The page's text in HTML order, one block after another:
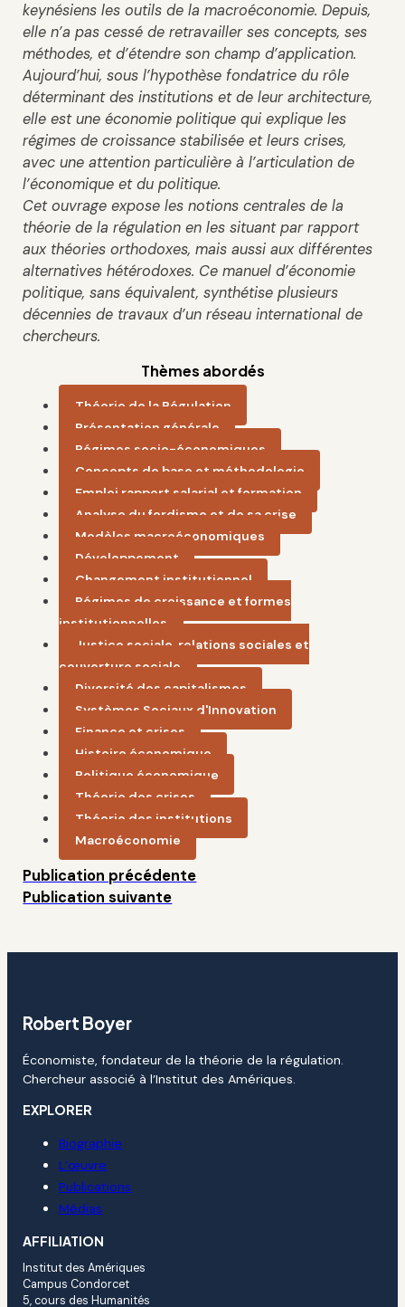
keynésiens les outils de la macroéconomie. Depuis,
elle n’a pas cessé de retravailler ses concepts, ses
méthodes, et d’étendre son champ d’application.
Aujourd’hui, sous l’hypothèse fondatrice du rôle
déterminant des institutions et de leur architecture,
elle est une économie politique qui explique les
régimes de croissance stabilisée et leurs crises,
avec une attention particulière à l’articulation de
l’économique et du politique.
Cet ouvrage expose les notions centrales de la
théorie de la régulation en les situant par rapport
aux théories orthodoxes, mais aussi aux différentes
alternatives hétérodoxes. Ce manuel d’économie
politique, sans équivalent, synthétise plusieurs
décennies de travaux d’un réseau international de
chercheurs.
Thèmes abordés
Théorie de la Régulation
Présentation générale
Régimes socio-économiques
Concepts de base et méthodologie
Emploi,rapport salarial et formation
Analyse du fordisme et de sa crise
Modèles macroéconomiques
Développement
Changement institutionnel
Régimes de croissance et formes
institutionnelles
Justice sociale, relations sociales et
couverture sociale
Diversité des capitalismes
Systèmes Sociaux d'Innovation
Finance et crises
Histoire économique
Politique économique
Théorie des crises
Théorie des institutions
Macroéconomie
Publication précédente
Publication suivante
Robert Boyer
Économiste, fondateur de la théorie de la régulation.
Chercheur associé à l’Institut des Amériques.
EXPLORER
Biographie
L’œuvre
Publications
Médias
AFFILIATION
Institut des Amériques
Campus Condorcet
5, cours des Humanités